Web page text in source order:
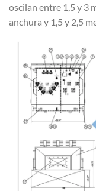
oscilan entre 1,5 y 3
anchura y 1,5 y 2,5